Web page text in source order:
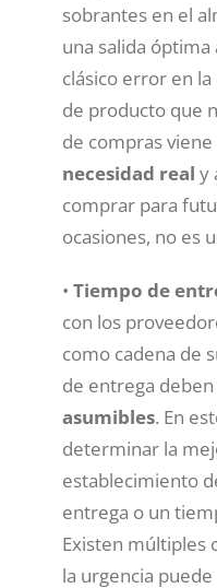
sobrantes en el
una salida
clásico error en
de producto que
de compras
necesidad real y
comprar para
ocasiones, no es
• Tiempo de
con los
como cadena de
de entrega
asumibles. En
determinar la
establecimiento
entrega o un
Existen múltiples
la urgencia